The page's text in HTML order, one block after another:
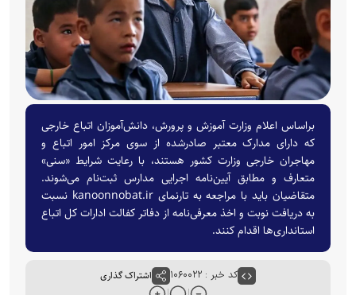
براساس اعلام وزارت آموزش و پرورش، دانش‌آموزان اتباع خارجی
که دارای مدارک معتبر صادرشده از سوی مرکز امور اتباع و
مهاجران خارجی وزارت کشور هستند، با رعایت شرایط «سنی»
متعارف و مطابق آیین‌نامه اجرایی مدارس ثبت‌نام می‌شوند.
متقاضیان باید با مراجعه به تارنمای kanoonnobat.ir نسبت
به دریافت نوبت و اخذ معرفی‌نامه از دفاتر کفالت ادارات کل اتباع
استانداری‌ها اقدام کنند.
کد خبر : ۱۰۶۰۰۲۲ اشتراک گذاری